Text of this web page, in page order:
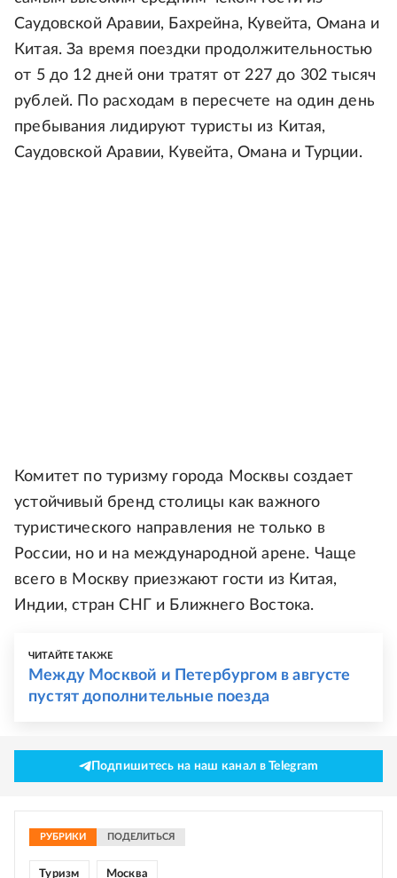
Саудовской Аравии, Бахрейна, Кувейта, Омана и
Китая. За время поездки продолжительностью
от 5 до 12 дней они тратят от 227 до 302 тысяч
рублей. По расходам в пересчете на один день
пребывания лидируют туристы из Китая,
Саудовской Аравии, Кувейта, Омана и Турции.
Комитет по туризму города Москвы создает
устойчивый бренд столицы как важного
туристического направления не только в
России, но и на международной арене. Чаще
всего в Москву приезжают гости из Китая,
Индии, стран СНГ и Ближнего Востока.
ЧИТАЙТЕ ТАКЖЕ
Между Москвой и Петербургом в августе
пустят дополнительные поезда
Подпишитесь на наш канал в Telegram
РУБРИКИ ПОДЕЛИТЬСЯ
Туризм Москва